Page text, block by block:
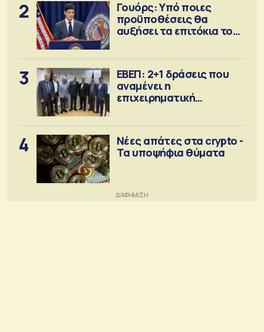
2
Γουόρς: Υπό ποιες
προϋποθέσεις θα
αυξήσει τα επιτόκια τον
3
ΕΒΕΠ: 2+1 δράσεις που
αναμένει η
επιχειρηματική
4
Νέες απάτες στα crypto -
Τα υποψήφια θύματα